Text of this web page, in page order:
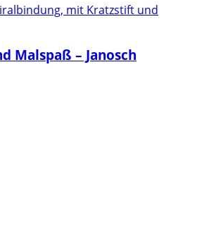
mit Kratzstift und
Malspaß – Janosch